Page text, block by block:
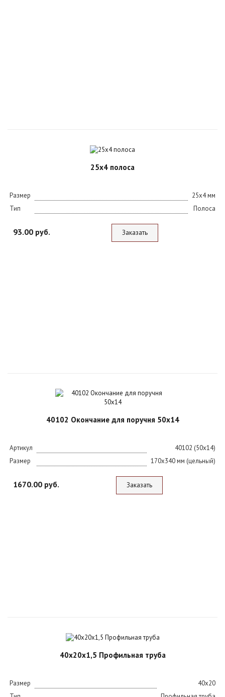
25х4 полоса
Размер
25х4 мм
Тип
Полоса
93.00 руб. Заказать
40102 Окончание для поручня 50х14
Артикул
40102 (50х14)
Размер
170х340 мм (цельный)
1670.00 руб. Заказать
40х20х1,5 Профильная труба
Размер
40х20